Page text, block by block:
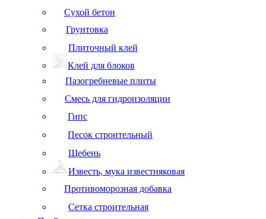
Сухой бетон
Грунтовка
Плиточный клей
Клей для блоков
Пазогребневые плиты
Смесь для гидроизоляции
Гипс
Песок строительный
Щебень
Известь, мука известняковая
Противоморозная добавка
Сетка строительная